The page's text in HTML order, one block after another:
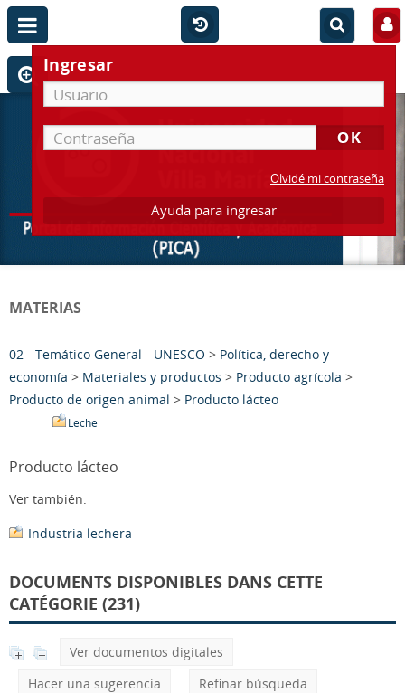
Ingresar
Olvidé mi contraseña
Ayuda para ingresar
MATERIAS
02 - Temático General - UNESCO > Política, derecho y
economía > Materiales y productos > Producto agrícola >
Producto de origen animal > Producto lácteo
Leche
Producto lácteo
Ver también:
Industria lechera
DOCUMENTS DISPONIBLES DANS CETTE
CATÉGORIE (231)
Ver documentos digitales
Hacer una sugerencia
Refinar búsqueda